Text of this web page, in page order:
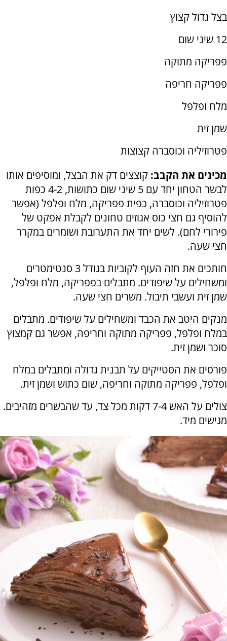
בצל גדול קצוץ
12 שיני שום
פפריקה מתוקה
פפריקה חריפה
מלח ופלפל
שמן זית
פטרוזיליה וכוסברה קצוצות
מכינים את הקבב: קוצצים דק את הבצל, ומוסיפים אותו
לבשר הטחון יחד עם 5 שיני שום כתושות, 4-2 כפות
פטרוזיליה וכוסברה, כפית פפריקה, מלח ופלפל (אפשר
להוסיף גם חצי כוס אגוזים טחונים לקבלת אפקט של
פירורי לחם). לשים יחד את התערובת ושומרים במקרר
חצי שעה.
חותכים את חזה העוף לקוביות בגודל 3 סנטימטרים
ומשחילים על שיפודים. מתבלים בפפריקה, מלח ופלפל,
שמן זית ועשבי תיבול. משרים חצי שעה.
מנקים היטב את הכבד ומשחילים על שיפודים. מתבלים
במלח ופלפל, פפריקה מתוקה וחריפה, אפשר גם קמצוץ
סוכר ושמן זית.
פורסים את הסטייקים על תבנית גדולה ומתבלים במלח
ופלפל, פפריקה מתוקה וחריפה, שום כתוש ושמן זית.
צולים על האש 7-4 דקות מכל צד, עד שהבשרים מזהיבים.
מגישים מיד.